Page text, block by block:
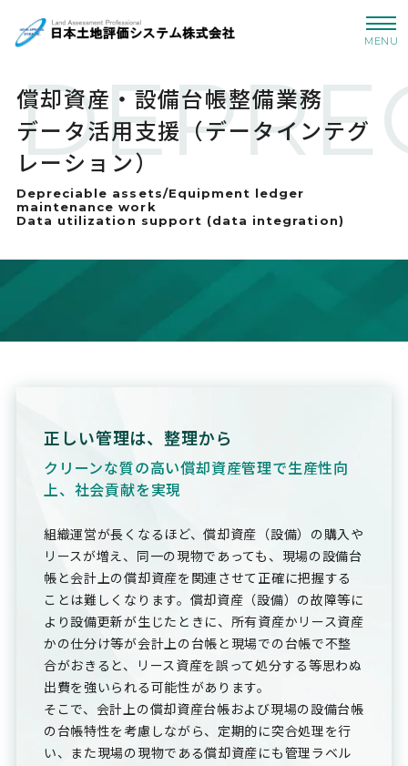
MENU
償却資産・設備台帳整備業務
データ活用支援（データインテグ
レーション）
Depreciable assets/Equipment ledger
maintenance work
Data utilization support (data integration)
正しい管理は、整理から
クリーンな質の高い償却資産管理で生産性向
上、社会貢献を実現
組織運営が長くなるほど、償却資産（設備）の購入や
リースが増え、同一の現物であっても、現場の設備台
帳と会計上の償却資産を関連させて正確に把握する
ことは難しくなります。償却資産（設備）の故障等に
より設備更新が生じたときに、所有資産かリース資産
かの仕分け等が会計上の台帳と現場での台帳で不整
合がおきると、リース資産を誤って処分する等思わぬ
出費を強いられる可能性があります。
そこで、会計上の償却資産台帳および現場の設備台帳
の台帳特性を考慮しながら、定期的に突合処理を行
い、また現場の現物である償却資産にも管理ラベル